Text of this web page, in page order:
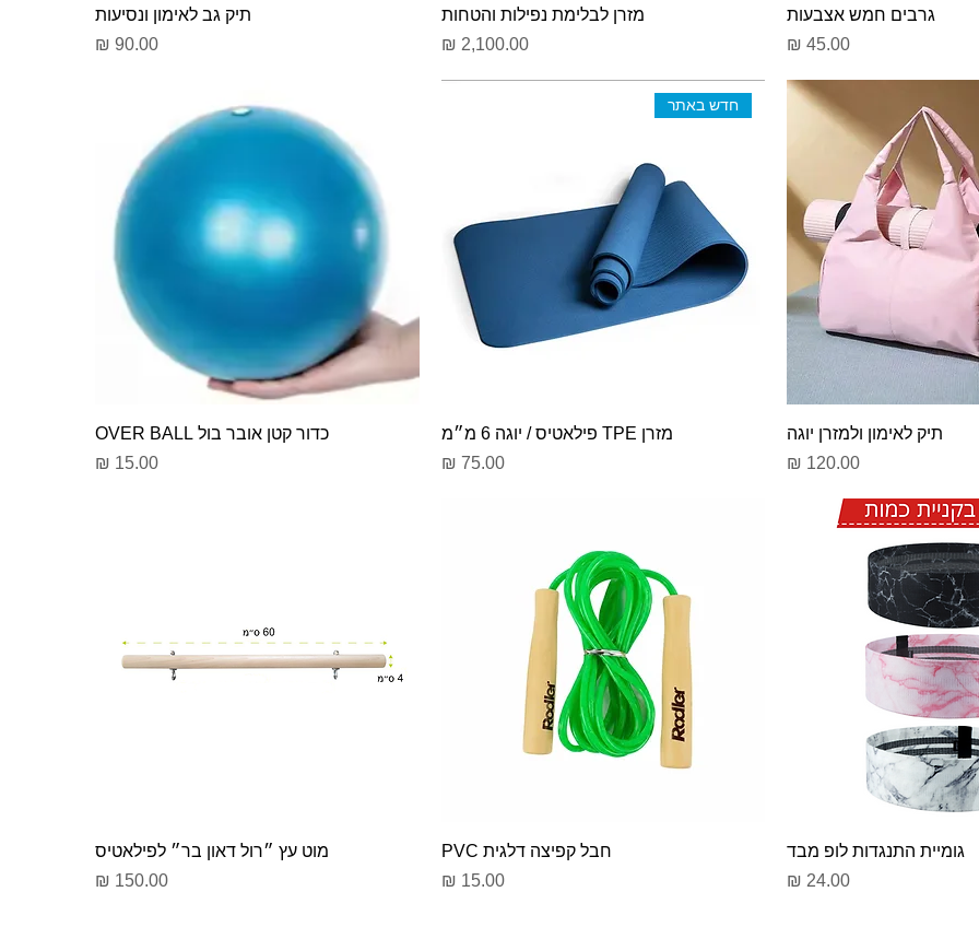
גרבים חמש אצבעות
מחיר
מזרן לבלימת נפילות והטחות
מחיר‏2,100.00 ‏₪
תיק גב לאימון ונסיעות
מחיר
תיק לאימון ולמזרן יוגה
מחיר
חדש באתר
מזרן TPE פילאטיס / יוגה 6 מ״מ
מחיר‏75.00 ‏₪
כדור קטן אובר בול OVER BALL
מחיר
גומיית התנגדות לופ מבד
מחיר
חבל קפיצה דלגית PVC
מחיר‏15.00 ‏₪
מוט עץ ״רול דאון בר״ לפילאטיס
מחיר